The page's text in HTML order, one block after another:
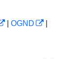
OGND